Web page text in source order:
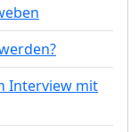
Interview mit